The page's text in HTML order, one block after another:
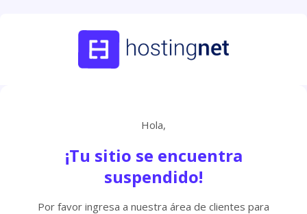
Hola,
¡Tu sitio se encuentra
suspendido!
Por favor ingresa a nuestra área de clientes para